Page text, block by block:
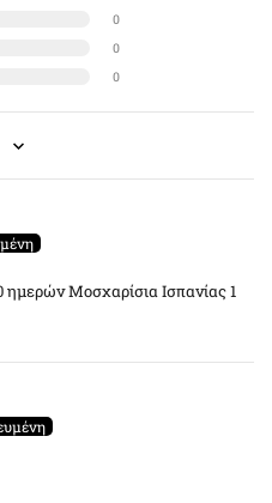
0
0
0
Μοσχαρίσια Ισπανίας 1